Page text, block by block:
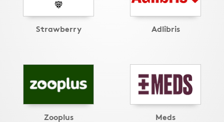
Strawberry Adlibris
Zooplus Meds